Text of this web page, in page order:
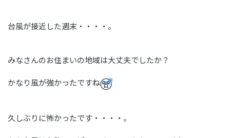
台風が接近した週末・・・・。
みなさんのお住まいの地域は大丈夫でしたか？
かなり風が強かったですね
久しぶりに怖かったです・・・・。